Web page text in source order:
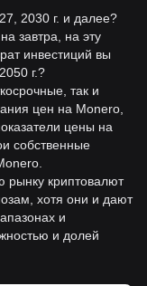
2030 г. и далее?
завтра, на эту
инвестиций вы
г.?
так и
цен на Monero,
цены на
собственные
рынку криптовалют
хотя они и дают
и
и долей